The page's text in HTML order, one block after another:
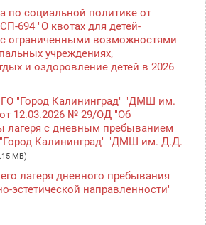
по социальной политике от
694 "О квотах для детей-
ограниченными возможностями
учреждениях,
и оздоровление детей в 2026
"Город Калининград" "ДМШ им.
12.03.2026 № 29/ОД "Об
лагеря с дневным пребыванием
Калининград" "ДМШ им. Д.Д.
MB)
лагеря дневного пребывания
эстетической направленности"